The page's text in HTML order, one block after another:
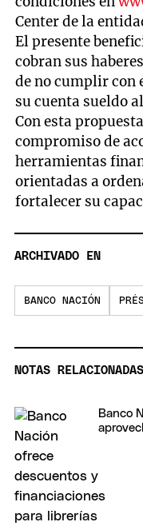
Center de la
El presente
cobran sus
de no cumplir con
su cuenta sueldo
Con esta
compromiso de
herramientas
orientadas a
fortalecer su
ARCHIVADO EN
BANCO NACIÓN
NOTAS RELACIONADAS
Banco